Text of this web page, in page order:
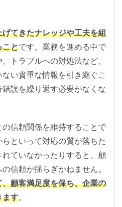
てきたナレッジや工夫を組
ことです。業務を進める中で
トラブルへの対処法など、
い貴重な情報を引き継ぐこ
誤を繰り返す必要がなくな
信頼関係を維持することで
といって対応の質が落ちた
ていなかったりすると、顧
信頼が揺らぎかねません。
顧客満足度を保ち、企業の
ます。